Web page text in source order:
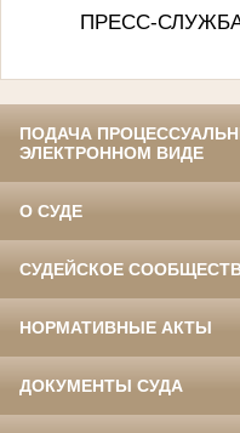
ПРЕСС-
ПОДАЧА
ЭЛЕКТРОННОМ ВИДЕ
О СУДЕ
СУДЕЙСКОЕ
НОРМАТИВНЫЕ АКТЫ
ДОКУМЕНТЫ СУДА